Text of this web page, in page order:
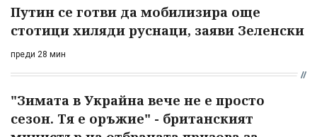
Путин се готви да мобилизира още
стотици хиляди руснаци, заяви Зеленски
преди 28 мин
"Зимата в Украйна вече не е просто
сезон. Тя е оръжие" - британският